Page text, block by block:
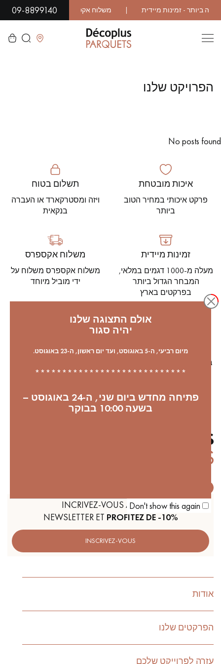
09-8899140
לסגור
LES RECHERCHES LES PLUS COURANTES
WOOD VENEER FLOORING
פרקט עץ אקזוטי פרקט לכה
פרקט לוחות רחבים פרקט עץ אלון
אביזרי לפרקט
Our advisors are available at
09-8899140
?יש לכם פרויקט חדש
המומחים שלנו עומדים לרשותכם כדי להדריך אותכם
קבל שיחה חוזרת מיועץ של דקופלוס פרקטים.
הפרויקט שלנו
No posts found
איכות מובטחת
פרקט איכותי במחיר הטוב
ביותר
תשלום בטוח
ויזה ומסטרקארד או העברה
בנקאית
זמינות מיידית
מעלה מ-1000 דגמים במלאי,
המבחר הגדול ביותר
בפרקטים בארץ
משלוח אקספרס
משלוח אקספרס משלוח על
ידי מוביל מיוחד
עזרו לייעור מחדש של יערות
= שותלים 1 עץ
INCRIVEZ-VOUS À NOTRE
NEWSLETTER ET PROFITEZ DE -10%
INSCRIVEZ-VOUS
אודות
הפרקטים שלנו
עזרה לפרוייקט שלכם
אולם התצוגה שלנו
יהיה סגור
מיום רביעי, ה-5 באוגוסט, ועד יום ראשון, ה-23 באוגוסט.
****************************
פתיחה מחדש ביום שני, ה-24 באוגוסט –
בשעה 10:00 בבוקר
Don't show this again